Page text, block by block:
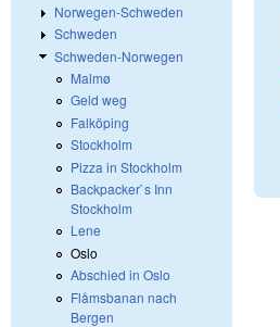
Norwegen-Schweden
Schweden
Schweden-Norwegen
Malmø
Geld weg
Falköping
Stockholm
Pizza in Stockholm
Backpacker`s Inn
Stockholm
Lene
Oslo
Abschied in Oslo
Flåmsbanan nach
Bergen